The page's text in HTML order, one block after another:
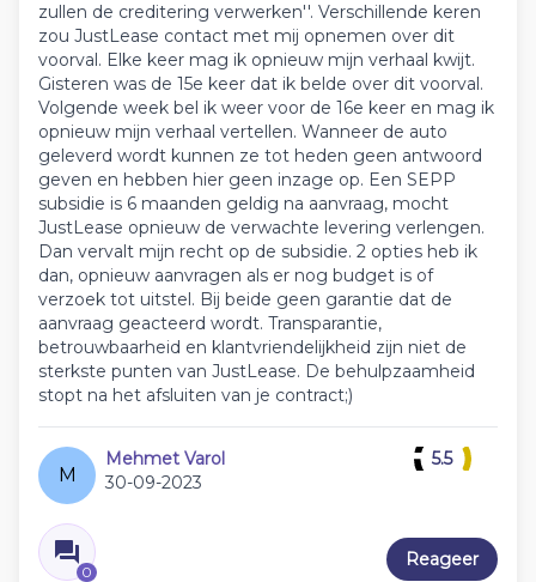
zullen de creditering verwerken''. Verschillende keren
zou JustLease contact met mij opnemen over dit
voorval. Elke keer mag ik opnieuw mijn verhaal kwijt.
Gisteren was de 15e keer dat ik belde over dit voorval.
Volgende week bel ik weer voor de 16e keer en mag ik
opnieuw mijn verhaal vertellen. Wanneer de auto
geleverd wordt kunnen ze tot heden geen antwoord
geven en hebben hier geen inzage op. Een SEPP
subsidie is 6 maanden geldig na aanvraag, mocht
JustLease opnieuw de verwachte levering verlengen.
Dan vervalt mijn recht op de subsidie. 2 opties heb ik
dan, opnieuw aanvragen als er nog budget is of
verzoek tot uitstel. Bij beide geen garantie dat de
aanvraag geacteerd wordt. Transparantie,
betrouwbaarheid en klantvriendelijkheid zijn niet de
sterkste punten van JustLease. De behulpzaamheid
stopt na het afsluiten van je contract;)
M
Mehmet Varol
30-09-2023
0
5.5
Reageer